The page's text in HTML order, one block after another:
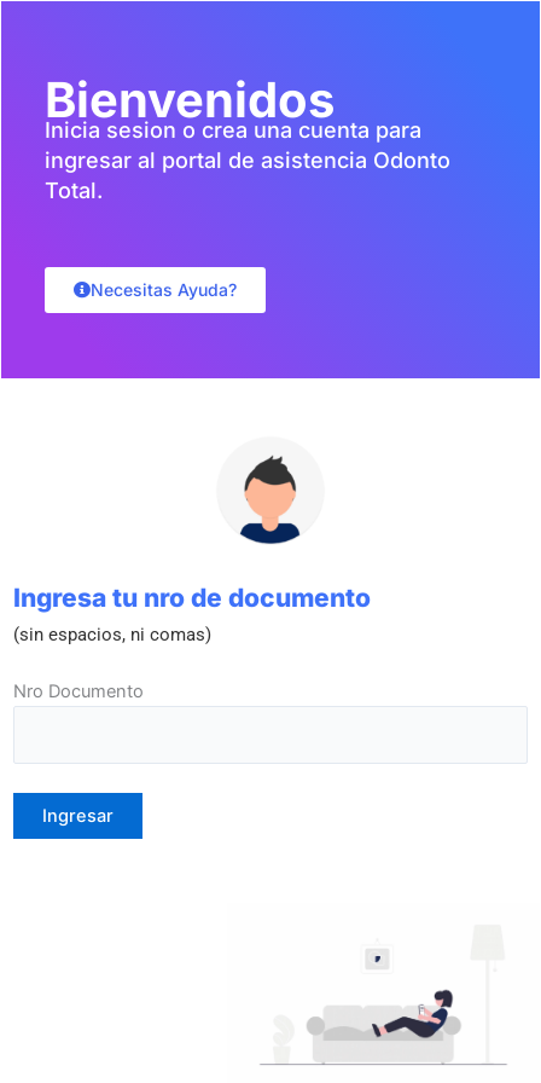
Bienvenidos
Inicia sesion o crea una cuenta para
ingresar al portal de asistencia Odonto
Total.
Necesitas Ayuda?
Ingresa tu nro de documento
(sin espacios, ni comas)
Nro Documento